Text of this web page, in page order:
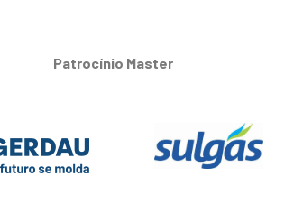
Patrocínio Master